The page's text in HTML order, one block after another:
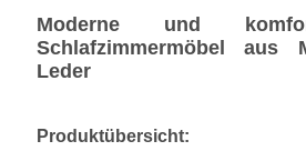
Moderne und
Schlafzimmermöbel aus
Leder
Produktübersicht: